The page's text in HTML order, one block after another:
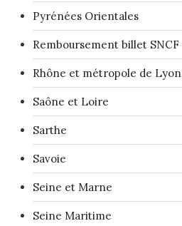
Pyrénées Orientales
Remboursement billet SNCF
Rhône et métropole de Lyon
Saône et Loire
Sarthe
Savoie
Seine et Marne
Seine Maritime